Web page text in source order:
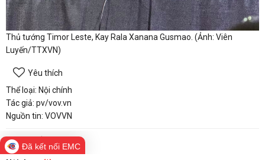
Thủ tướng Timor Leste, Kay Rala Xanana Gusmao. (Ảnh: Viên
Luyến/TTXVN)
Yêu thích
Thể loại: Nội chính
Tác giả: pv/vov.vn
Nguồn tin: VOVVN
Bình luận
Đã kết nối EMC